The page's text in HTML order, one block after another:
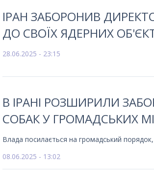
ІРАН ЗАБОРОНИВ
ДО СВОЇХ ЯДЕРНИХ
28.06.2025 - 23:15
В ІРАНІ РОЗШИРИЛИ
СОБАК У ГРОМАДСЬКИХ
Влада посилається на громадський порядок,
08.06.2025 - 13:02